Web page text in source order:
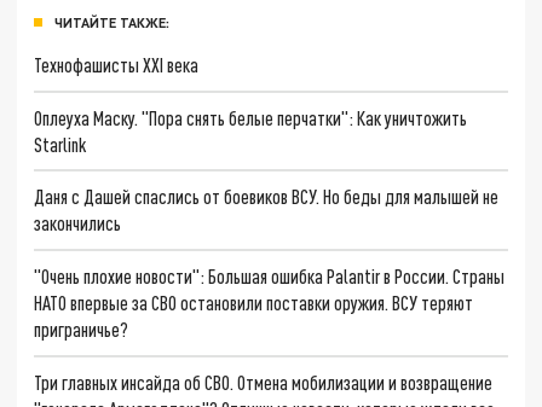
ЧИТАЙТЕ ТАКЖЕ:
Технофашисты XXI века
Оплеуха Маску. "Пора снять белые перчатки": Как уничтожить
Starlink
Даня с Дашей спаслись от боевиков ВСУ. Но беды для малышей не
закончились
"Очень плохие новости": Большая ошибка Palantir в России. Страны
НАТО впервые за СВО остановили поставки оружия. ВСУ теряют
приграничье?
Три главных инсайда об СВО. Отмена мобилизации и возвращение